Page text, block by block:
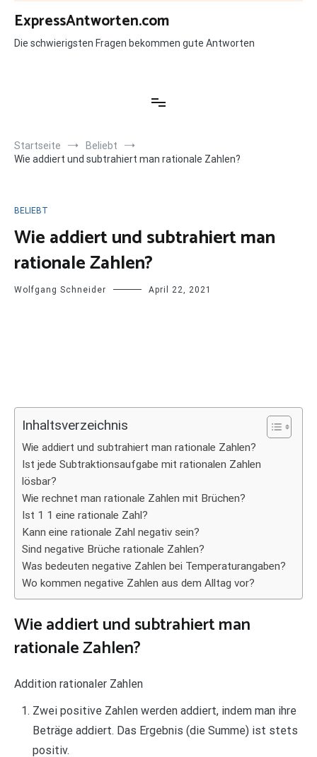
Zum
Inhalt
springen
ExpressAntworten.com
Die schwierigsten Fragen bekommen gute Antworten
Startseite
Beliebt
Wie addiert und subtrahiert man rationale Zahlen?
BELIEBT
Wie addiert und subtrahiert man
rationale Zahlen?
Wolfgang Schneider April 22, 2021
Inhaltsverzeichnis
Wie addiert und subtrahiert man rationale Zahlen?
Ist jede Subtraktionsaufgabe mit rationalen Zahlen
lösbar?
Wie rechnet man rationale Zahlen mit Brüchen?
Ist 1 1 eine rationale Zahl?
Kann eine rationale Zahl negativ sein?
Sind negative Brüche rationale Zahlen?
Was bedeuten negative Zahlen bei Temperaturangaben?
Wo kommen negative Zahlen aus dem Alltag vor?
Wie addiert und subtrahiert man
rationale Zahlen?
Addition rationaler Zahlen
Zwei positive Zahlen werden addiert, indem man ihre
Beträge addiert. Das Ergebnis (die Summe) ist stets
positiv.